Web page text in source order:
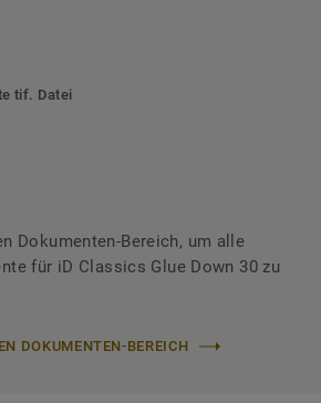
tif. Datei
Dokumenten-Bereich, um alle
für iD Classics Glue Down 30 zu
DOKUMENTEN-BEREICH